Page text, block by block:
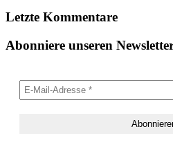
Letzte Kommentare
Abonniere unseren